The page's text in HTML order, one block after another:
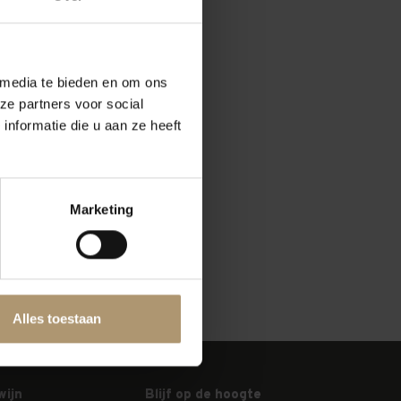
te bieden en om ons
partners voor social
die u aan ze heeft
Marketing
Alles toestaan
Blijf op de hoogte